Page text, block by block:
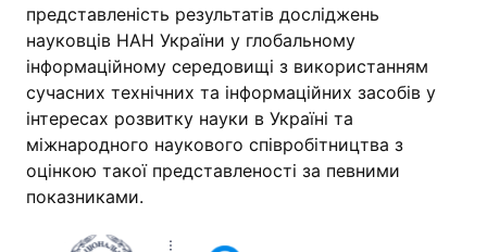
представленість результатів досліджень
науковців НАН України у глобальному
інформаційному середовищі з використанням
сучасних технічних та інформаційних засобів у
інтересах розвитку науки в Україні та
міжнародного наукового співробітництва з
оцінкою такої представленості за певними
показниками.